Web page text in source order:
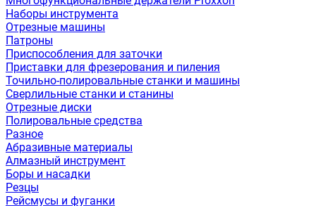
Наборы инструмента
Отрезные машины
Патроны
Приспособления для заточки
Приставки для фрезерования и пиления
Точильно-полировальные станки и машины
Сверлильные станки и станины
Отрезные диски
Полировальные средства
Разное
Абразивные материалы
Алмазный инструмент
Боры и насадки
Резцы
Рейсмусы и фуганки